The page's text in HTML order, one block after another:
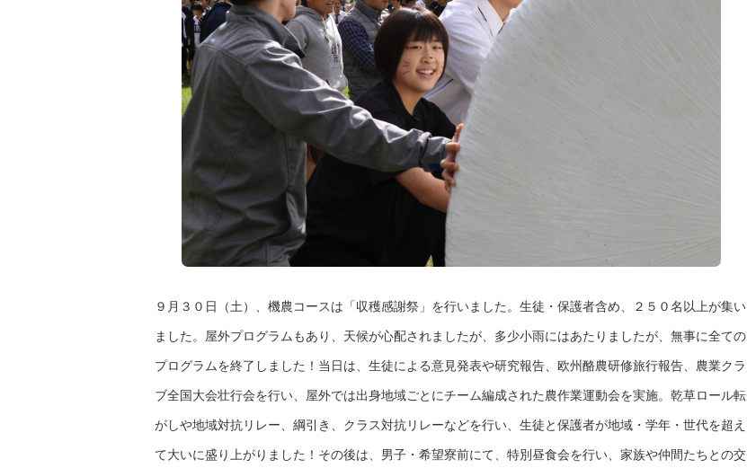
９月３０日（土）、機農コースは「収穫感謝祭」を行いました。生徒・保護者含め、２５０名以上が集い
ました。屋外プログラムもあり、天候が心配されましたが、多少小雨にはあたりましたが、無事に全ての
プログラムを終了しました！当日は、生徒による意見発表や研究報告、欧州酪農研修旅行報告、農業クラ
ブ全国大会壮行会を行い、屋外では出身地域ごとにチーム編成された農作業運動会を実施。乾草ロール転
がしや地域対抗リレー、綱引き、クラス対抗リレーなどを行い、生徒と保護者が地域・学年・世代を超え
て大いに盛り上がりました！その後は、男子・希望寮前にて、特別昼食会を行い、家族や仲間たちとの交